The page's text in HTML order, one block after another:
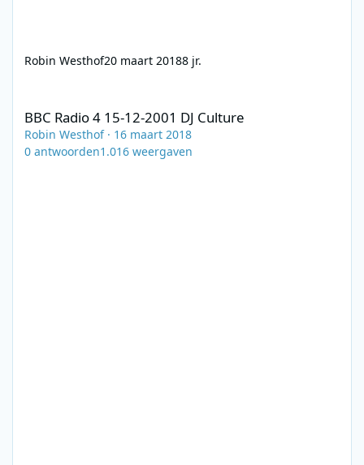
Robin Westhof20 maart 20188 jr.
BBC Radio 4 15-12-2001 DJ Culture
Robin Westhof· 16 maart 2018
0 antwoorden1.016 weergaven